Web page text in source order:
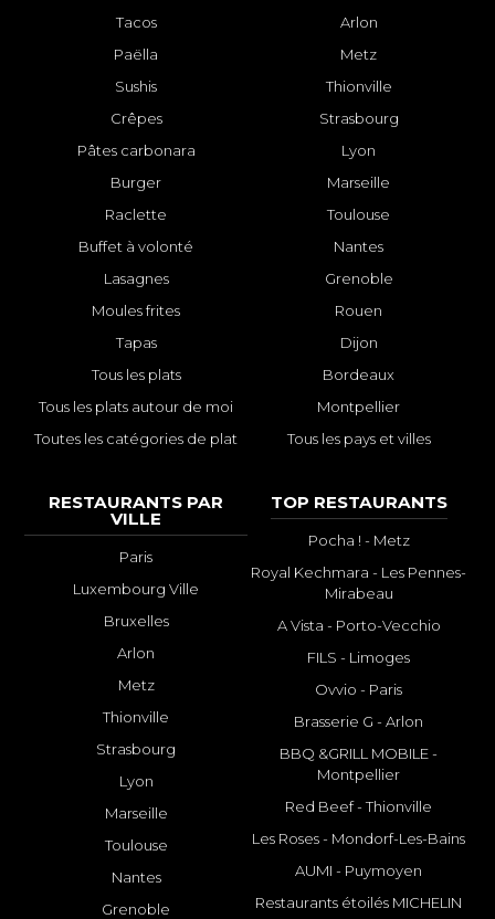
Tacos
Paëlla
Sushis
Crêpes
Pâtes carbonara
Burger
Raclette
Buffet à volonté
Lasagnes
Moules frites
Tapas
Tous les plats
Tous les plats autour de moi
Toutes les catégories de plat
Arlon
Metz
Thionville
Strasbourg
Lyon
Marseille
Toulouse
Nantes
Grenoble
Rouen
Dijon
Bordeaux
Montpellier
Tous les pays et villes
RESTAURANTS PAR
VILLE
Paris
Luxembourg Ville
Bruxelles
Arlon
Metz
Thionville
Strasbourg
Lyon
Marseille
Toulouse
Nantes
Grenoble
TOP RESTAURANTS
Pocha ! - Metz
Royal Kechmara - Les Pennes-
Mirabeau
A Vista - Porto-Vecchio
FILS - Limoges
Ovvio - Paris
Brasserie G - Arlon
BBQ &GRILL MOBILE -
Montpellier
Red Beef - Thionville
Les Roses - Mondorf-Les-Bains
AUMI - Puymoyen
Restaurants étoilés MICHELIN